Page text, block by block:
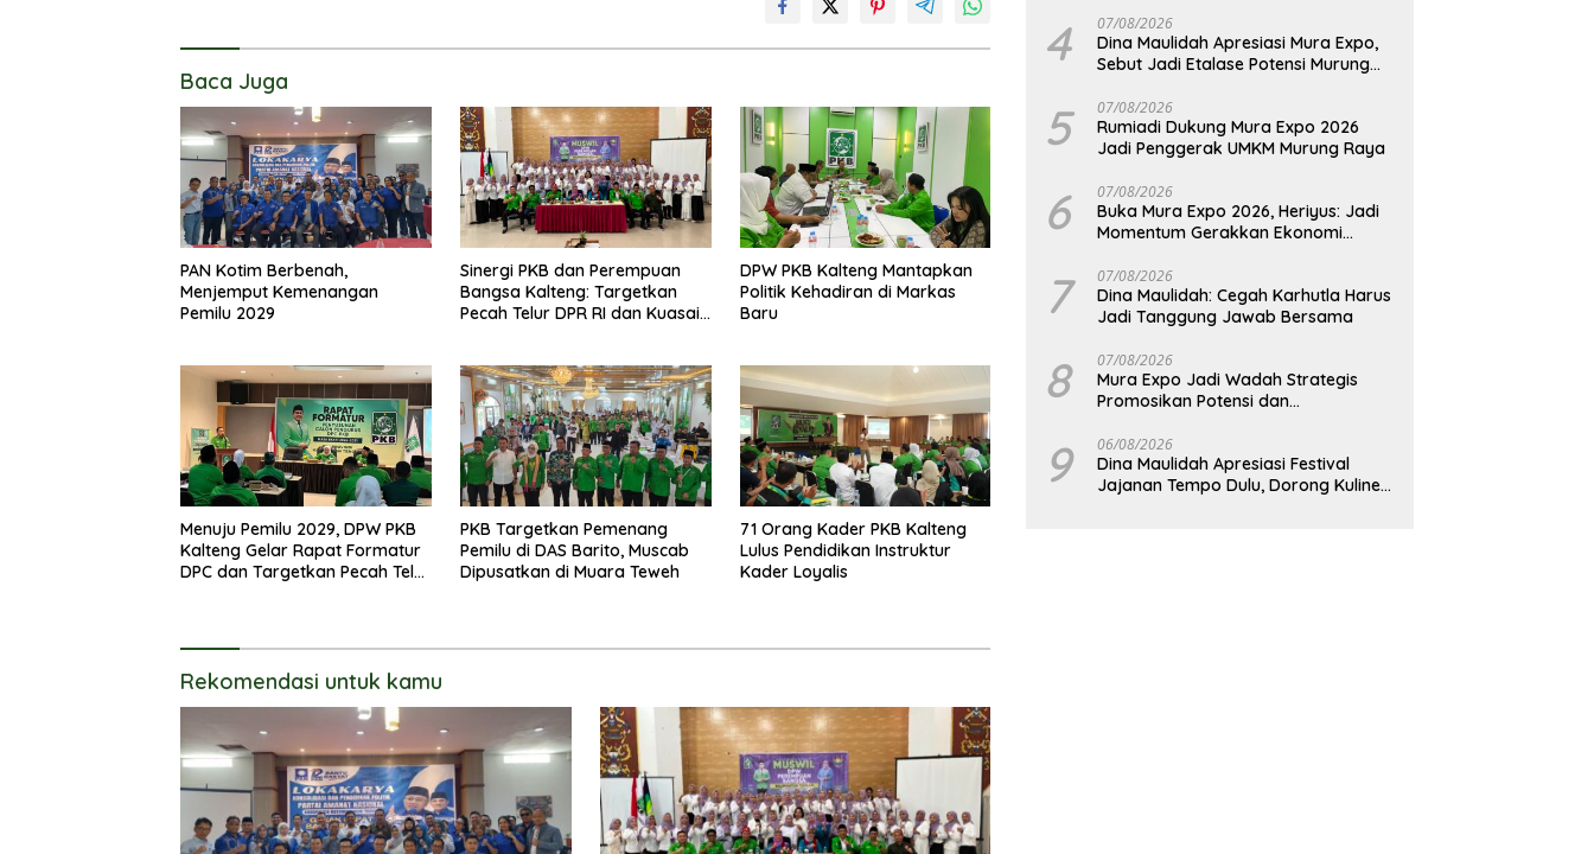
Baca Juga
PAN Kotim Berbenah,
Menjemput Kemenangan
Pemilu 2029
Sinergi PKB dan Perempuan
Bangsa Kalteng: Targetkan
Pecah Telur DPR RI dan Kuasai
DPW PKB Kalteng Mantapkan
Politik Kehadiran di Markas
Baru
Menuju Pemilu 2029, DPW PKB
Kalteng Gelar Rapat Formatur
DPC dan Targetkan Pecah Telur
PKB Targetkan Pemenang
Pemilu di DAS Barito, Muscab
Dipusatkan di Muara Teweh
71 Orang Kader PKB Kalteng
Lulus Pendidikan Instruktur
Kader Loyalis
Rekomendasi untuk kamu
4 07/08/2026
Dina Maulidah Apresiasi Mura Expo,
Sebut Jadi Etalase Potensi Murung
5 07/08/2026
Rumiadi Dukung Mura Expo 2026
Jadi Penggerak UMKM Murung Raya
6 07/08/2026
Buka Mura Expo 2026, Heriyus: Jadi
Momentum Gerakkan Ekonomi
7 07/08/2026
Dina Maulidah: Cegah Karhutla Harus
Jadi Tanggung Jawab Bersama
8 07/08/2026
Mura Expo Jadi Wadah Strategis
Promosikan Potensi dan
9 06/08/2026
Dina Maulidah Apresiasi Festival
Jajanan Tempo Dulu, Dorong Kuliner